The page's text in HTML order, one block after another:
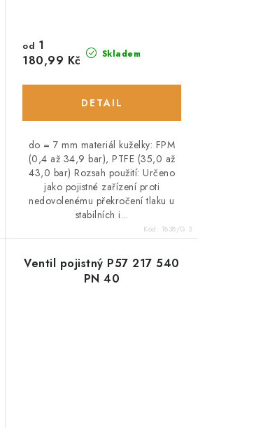
Skladem
od 1
180,99 Kč
do = 7 mm materiál kuželky: FPM
(0,4 až 34,9 bar), PTFE (35,0 až
43,0 bar) Rozsah použití: Určeno
jako pojistné zařízení proti
nedovolenému překročení tlaku u
stabilních i...
Kód: 1838/G 3
Ventil pojistný P57 217 540
PN 40